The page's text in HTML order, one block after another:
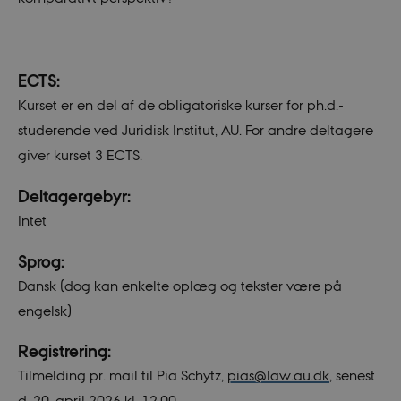
ECTS:
Kurset er en del af de obligatoriske kurser for ph.d.-
studerende ved Juridisk Institut, AU. For andre deltagere
giver kurset 3 ECTS.
Deltagergebyr:
Intet
Sprog:
Dansk (dog kan enkelte oplæg og tekster være på
engelsk)
Registrering:
Tilmelding pr. mail til Pia Schytz, pias@law.au.dk, senest
CookieScriptConsent
CookieScript
jurforsk.dk
1 år
This cookie
is used by
Cookie-
cookie